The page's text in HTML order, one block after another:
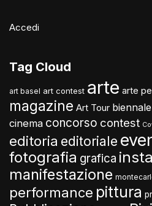
Accedi
Tag Cloud
art basel art contest arte arte
magazine Art Tour biennale
cinema concorso contest
editoria editoriale
fotografia grafica
manifestazione
performance pittura